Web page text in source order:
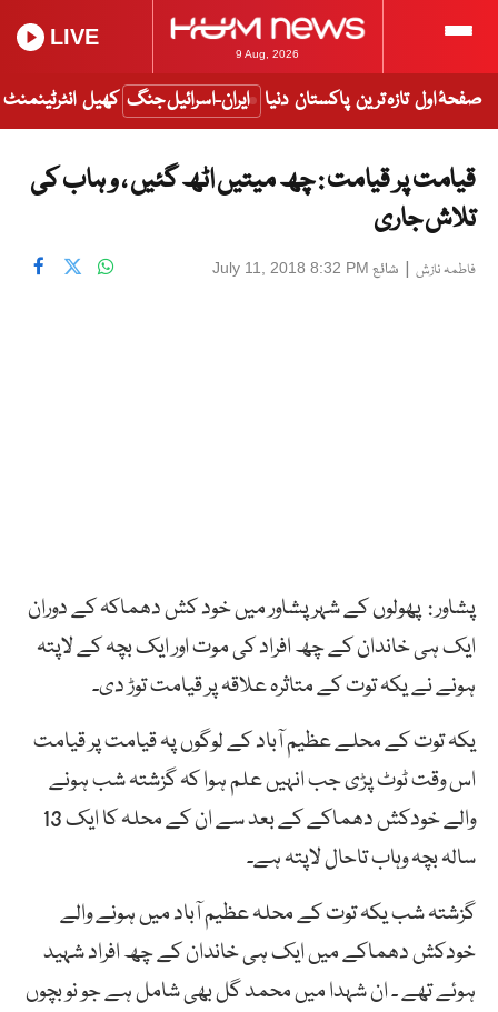
9 Aug, 2026
LIVE
صفحۂ اول تازہ ترین پاکستان دنیا ایران-اسرائیل جنگ کھیل انٹرٹینمنٹ
قیامت پر قیامت : چھ میتیں اٹھ گئیں ، و ہاب کی
تلاش جاری
فاطمہ نازش | شائع July 11, 2018 8:32 PM
پشاور : پھولوں کے شہر پشاور میں خود کش دھماکہ کے دوران
ایک ہی خاندان کے چھ افراد کی موت اور ایک بچہ کے لاپتہ
ہونے نے یکہ توت کے متاثرہ علاقہ پر قیامت توڑ دی۔
یکہ توت کے محلے عظیم آباد کے لوگوں پہ قیامت پر قیامت
اس وقت ٹوٹ پڑی جب انہیں علم ہوا کہ گزشتہ شب ہونے
والے خودکش دھماکے کے بعد سے ان کے محلہ کا ایک 13
سالہ بچہ وہاب تاحال لاپتہ ہے۔
گزشتہ شب یکہ توت کے محلہ عظیم آباد میں ہونے والے
خودکش دھماکے میں ایک ہی خاندان کے چھ افراد شہید
ہوئے تھے ۔ ان شہدا میں محمد گل بھی شامل ہے جو نو بچوں